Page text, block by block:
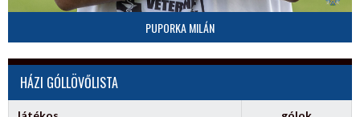
PUPORKA MILÁN
HÁZI GÓLLÖVŐLISTA